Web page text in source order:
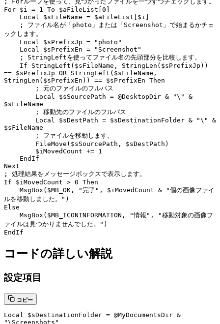
For $i = 1 To $aFileList 0
Local
$sFileName = $aFileList $i
; ファイル名が「photo」または「Screenshot」で始まるかチェ
ックします。
Local
$sPrefixJp =
"photo"
Local
$sPrefixEn =
"Screenshot"
; StringLeftを使ってファイル名の先頭部分を比較します。
If
StringLeft ( $sFileName , StringLen ( $sPrefixJp ))
== $sPrefixJp OR StringLeft ( $sFileName ,
StringLen ( $sPrefixEn )) == $sPrefixEn Then
; 元のファイルのフルパス
Local
$sSourcePath = @DesktopDir & "\"
&
$sFileName
; 移動先のファイルのフルパス
Local
$sDestPath = $sDestinationFolder & "\"
&
$sFileName
; ファイルを移動します。
FileMove ( $sSourcePath , $sDestPath )
$iMovedCount += 1
EndIf
Next
; 処理結果をメッセージボックスで表示します。
If
$iMovedCount > 0 Then
MsgBox ( $MB_OK , "完了" , $iMovedCount &
"個の画像ファイ
ルを移動しました。" )
Else
MsgBox ( $MB_ICONINFORMATION , "情報" ,
"移動対象の画像フ
ァイルは見つかりませんでした。" )
EndIf
コードの詳しい解説
設定項目
コピー
Local $sDestinationFolder = @MyDocumentsDir &
"\Screenshots"